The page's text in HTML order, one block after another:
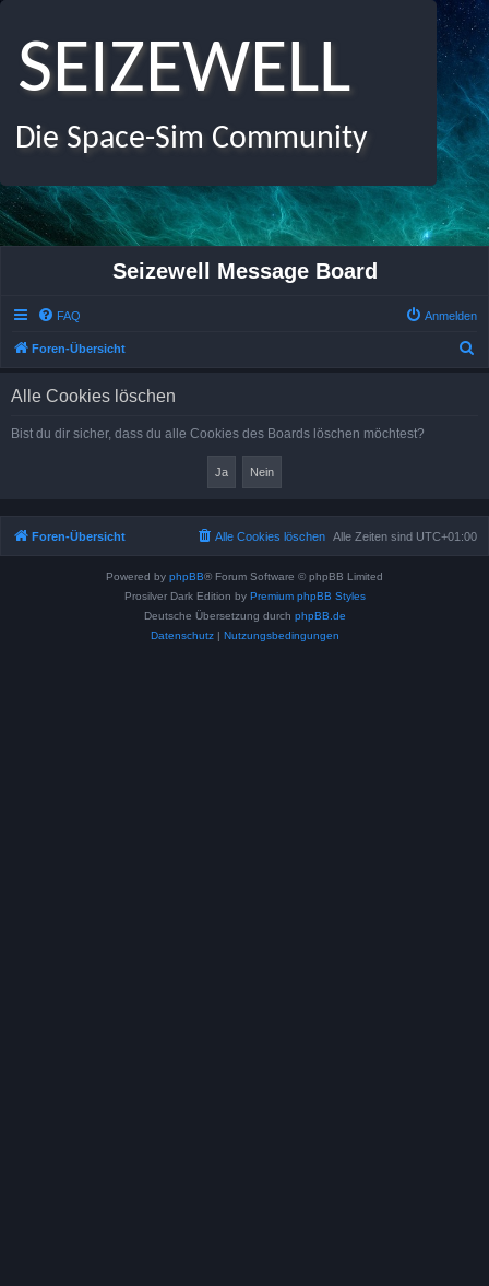
SEIZEWELL
Die Space-Sim Community
Seizewell Message Board
FAQ Anmelden
Foren-Übersicht
Alle Cookies löschen
Bist du dir sicher, dass du alle Cookies des Boards löschen möchtest?
Foren-Übersicht Alle Zeiten sind UTC+01:00
Alle Cookies löschen
Powered by phpBB® Forum Software © phpBB Limited
Prosilver Dark Edition by Premium phpBB Styles
Deutsche Übersetzung durch phpBB.de
Datenschutz| Nutzungsbedingungen